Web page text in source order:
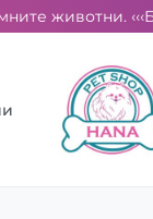
животни. ‹‹‹